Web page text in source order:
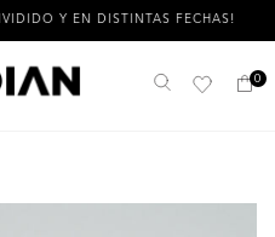
Y EN DISTINTAS FECHAS!
Buscar 0